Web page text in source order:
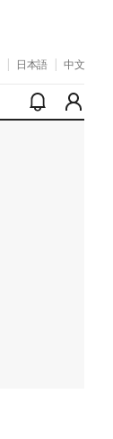
日本語 中文